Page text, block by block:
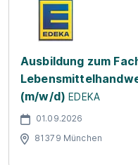
Ausbildung zum
(m/w/d) EDEKA
01.09.2026
81379 München